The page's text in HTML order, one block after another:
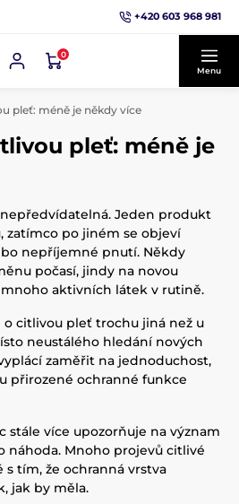
+420 603 968 981
0
Menu
pleť: méně je někdy více
pleť: méně je
Jeden produkt
zatímco po jiném se objeví
nepříjemné pnutí. Někdy
počasí, jindy na novou
aktivních látek v rutině.
o citlivou pleť trochu jiná než u
neustálého hledání nových
zaměřit na jednoduchost,
přirozené ochranné funkce
stále více upozorňuje na význam
náhoda. Mnoho projevů citlivé
tím, že ochranná vrstva
jak by měla.